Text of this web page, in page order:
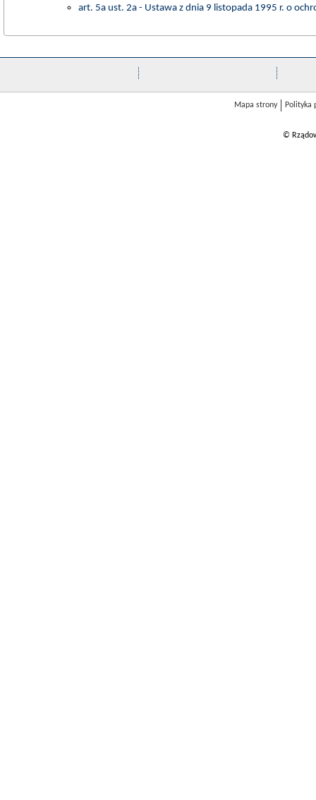
art. 5a ust. 2a - Ustawa z dnia 9 listopada 1995 r. o
Mapa strony Polityka
©